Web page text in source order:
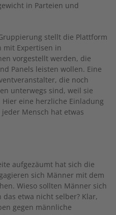
in Parteien und
stellt die Plattform
mit Expertisen in
vorgestellt werden, die
Panels leisten wollen. Eine
die noch
unterwegs sind, weil sie
eine herzliche Einladung
Mensch hat etwas
aufgezäumt hat sich die
sich Männer mit dem
Wieso sollten Männer sich
etwa nicht selber? Klar,
gegen männliche